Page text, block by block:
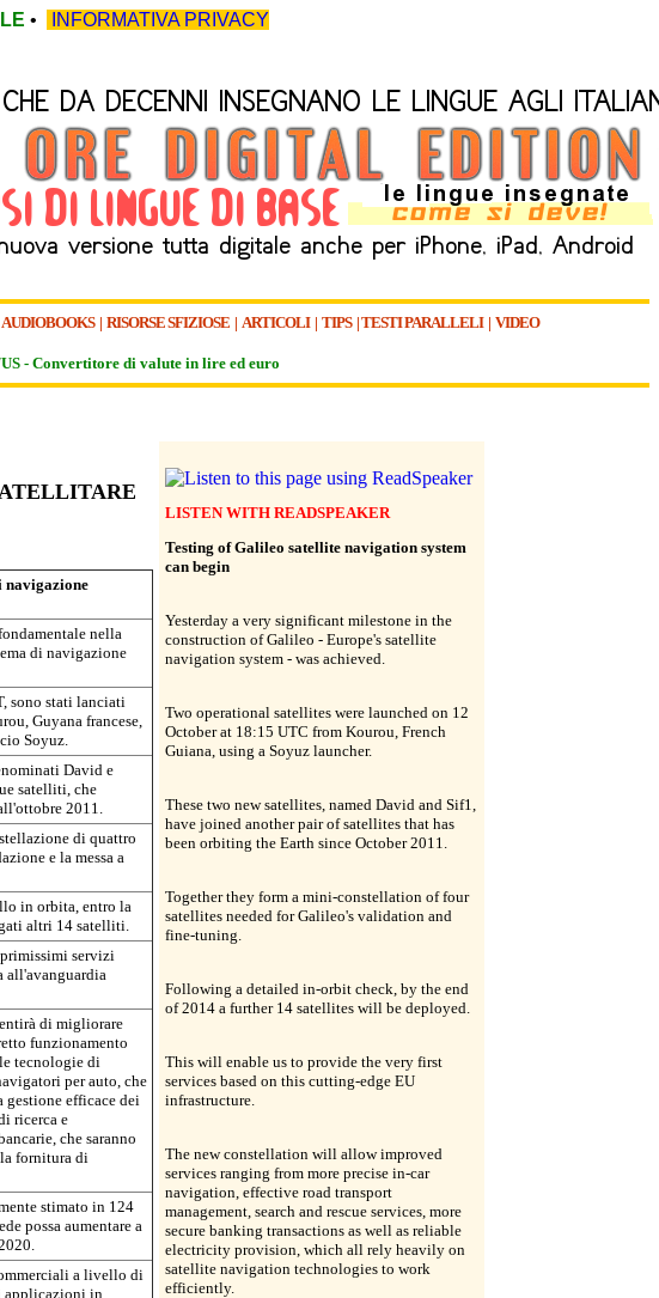
• INFORMATIVA PRIVACY
AUDIOBOOKS| RISORSE SFIZIOSE | ARTICOLI| TIPS|TESTI PARALLELI| VIDEO
- Convertitore di valute in lire ed euro
navigazione
nella
di navigazione
sono stati lanciati
Guyana francese,
Soyuz.
David e
satelliti, che
2011.
di quattro
e la messa a
in orbita, entro la
altri 14 satelliti.
servizi
all'avanguardia
di migliorare
funzionamento
tecnologie di
per auto, che
efficace dei
ricerca e
che saranno
fornitura di
stimato in 124
possa aumentare a
a livello di
applicazioni in
LISTEN WITH READSPEAKER
Testing of Galileo satellite navigation system
can begin
Yesterday a very significant milestone in the
construction of Galileo - Europe's satellite
navigation system - was achieved.
Two operational satellites were launched on 12
October at 18:15 UTC from Kourou, French
Guiana, using a Soyuz launcher.
These two new satellites, named David and Sif1,
have joined another pair of satellites that has
been orbiting the Earth since October 2011.
Together they form a mini-constellation of four
satellites needed for Galileo's validation and
fine-tuning.
Following a detailed in-orbit check, by the end
of 2014 a further 14 satellites will be deployed.
This will enable us to provide the very first
services based on this cutting-edge EU
infrastructure.
The new constellation will allow improved
services ranging from more precise in-car
navigation, effective road transport
management, search and rescue services, more
secure banking transactions as well as reliable
electricity provision, which all rely heavily on
satellite navigation technologies to work
efficiently.